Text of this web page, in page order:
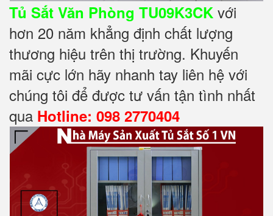
Tủ Sắt Văn Phòng TU09K3CK với
hơn 20 năm khẳng định chất lượng
thương hiệu trên thị trường. Khuyến
mãi cực lớn hãy nhanh tay liên hệ với
chúng tôi để được tư vấn tận tình nhất
qua Hotline: 098 2770404